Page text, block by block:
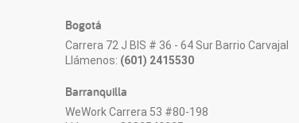
Bogotá
Carrera 72 J BIS # 36 - 64 Sur Barrio Carvajal
Llámenos: (601) 2415530
Barranquilla
WeWork Carrera 53 #80-198